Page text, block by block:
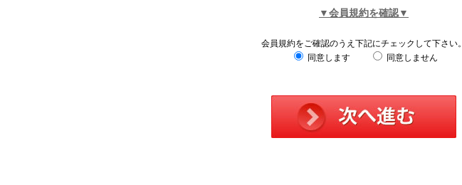
▼会員規約を確認▼
会員規約をご確認のうえ下記にチェックして下さい。
同意します
同意しません